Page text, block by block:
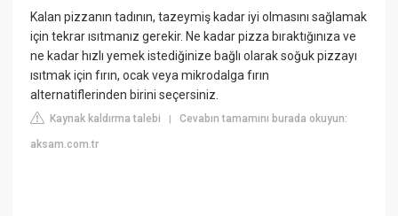
Kalan pizzanın tadının, tazeymiş kadar iyi olmasını sağlamak
için tekrar ısıtmanız gerekir. Ne kadar pizza bıraktığınıza ve
ne kadar hızlı yemek istediğinize bağlı olarak soğuk pizzayı
ısıtmak için fırın, ocak veya mikrodalga fırın
alternatiflerinden birini seçersiniz.
Kaynak kaldırma talebi |Cevabın tamamını burada okuyun:
aksam.com.tr